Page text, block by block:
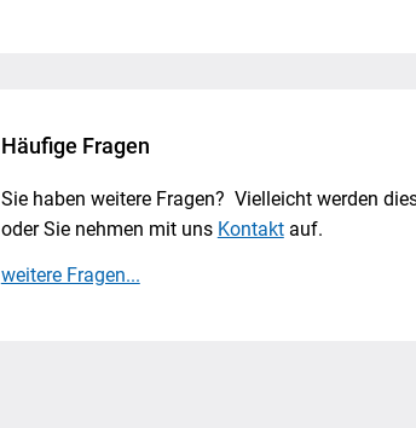
Häufige Fragen
Sie haben weitere Fragen? Vielleicht werden
oder Sie nehmen mit uns Kontaktauf.
weitere Fragen...